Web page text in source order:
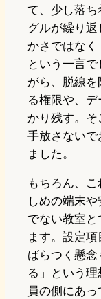
て、少し落
グルが繰り
かさではなく
という一言
がら、脱線
る権限や、
かり残す。
手放さないで
ました。
もちろん、
しめの端末
でない教室
ます。設定
ばらつく懸
る」という
員の側にあ